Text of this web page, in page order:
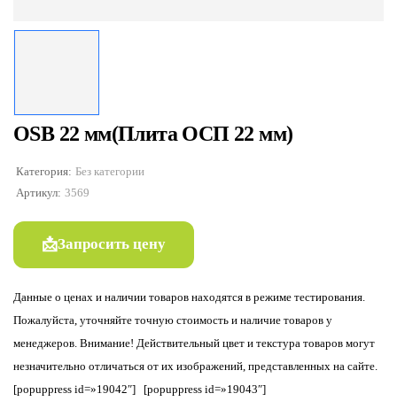
OSB 22 мм(Плита ОСП 22 мм)
Категория: Без категории
Артикул: 3569
Запросить цену
Данные о ценах и наличии товаров находятся в режиме тестирования.
Пожалуйста, уточняйте точную стоимость и наличие товаров у
менеджеров. Внимание! Действительный цвет и текстура товаров могут
незначительно отличаться от их изображений, представленных на сайте.
[popuppress id=»19042″] [popuppress id=»19043″]